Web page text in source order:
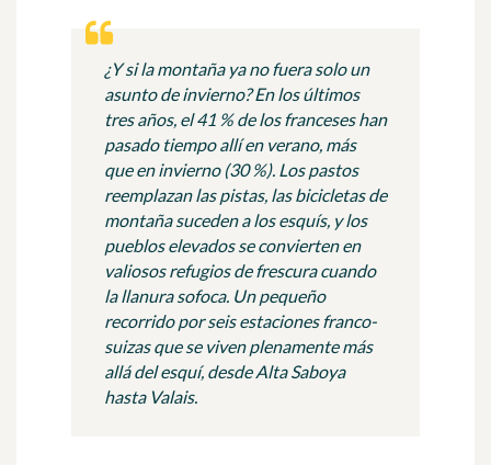
¿Y si la montaña ya no fuera solo un
asunto de invierno? En los últimos
tres años, el 41 % de los franceseshan
pasado tiempo allí en verano, más
que en invierno (30 %). Los pastos
reemplazan las pistas, las bicicletas de
montaña suceden a los esquís, y los
pueblos elevados se convierten en
valiosos refugios de frescura cuando
la llanura sofoca. Un pequeño
recorrido por seis estaciones franco-
suizas que se viven plenamente más
allá del esquí, desde Alta Saboya
hasta Valais.